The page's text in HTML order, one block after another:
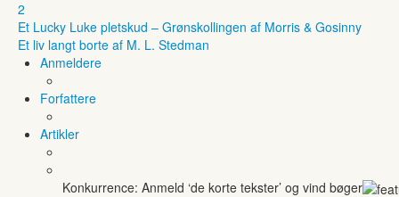
2
Et Lucky Luke pletskud – Grønskollingen af Morris & Gosinny
Et liv langt borte af M. L. Stedman
Anmeldere
Forfattere
Artikler
Konkurrence: Anmeld ‘de korte tekster’ og vind bøger